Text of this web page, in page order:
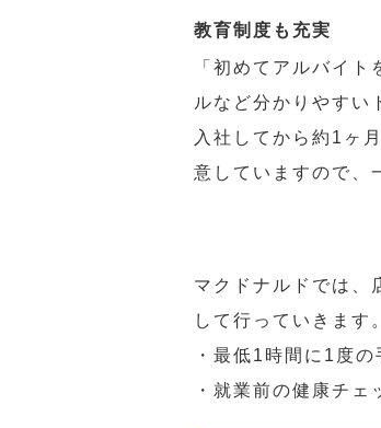
教育制度も充実
「初めてアルバイ
ルなど分かりやすい
入社してから約1ヶ
意していますので、
マクドナルドでは、
して行っていきます。
・最低1時間に1度
・就業前の健康チ